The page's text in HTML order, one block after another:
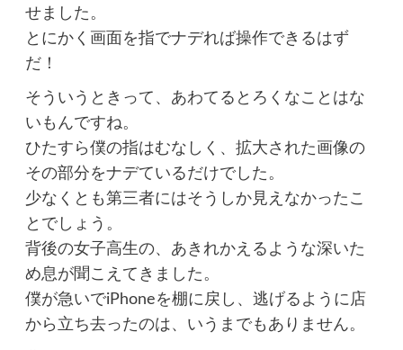
せました。
とにかく画面を指でナデれば操作できるはず
だ！
そういうときって、あわてるとろくなことはな
いもんですね。
ひたすら僕の指はむなしく、拡大された画像の
その部分をナデているだけでした。
少なくとも第三者にはそうしか見えなかったこ
とでしょう。
背後の女子高生の、あきれかえるような深いた
め息が聞こえてきました。
僕が急いでiPhoneを棚に戻し、逃げるように店
から立ち去ったのは、いうまでもありません。